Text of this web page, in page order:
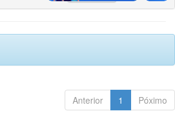
Anterior 1 Póximo